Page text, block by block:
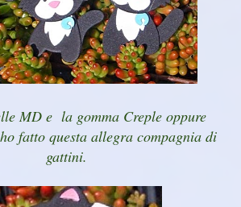
MD e la gomma Creple oppure
fatto questa allegra compagnia di
gattini.